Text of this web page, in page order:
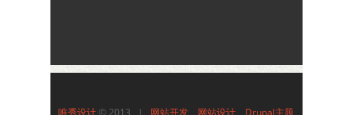
唯秀设计© 2013 | 网站开发、网站设计、Drupal主题